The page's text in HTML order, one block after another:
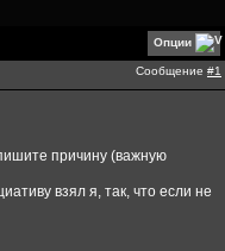
Опции
Сообщение #1
причину (важную
взял я, так, что если не